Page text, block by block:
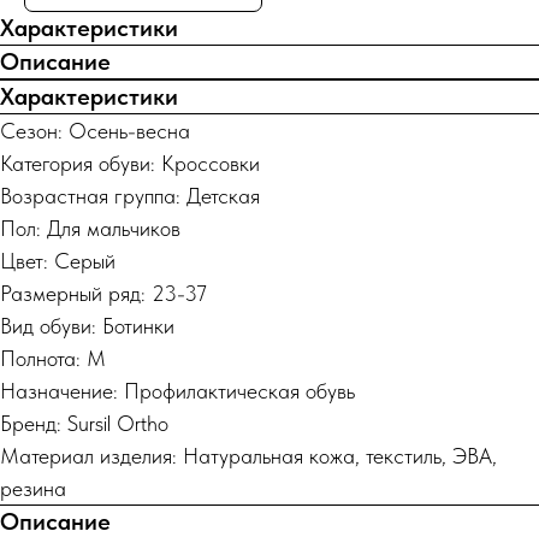
Характеристики
Описание
Характеристики
Сезон: Осень-весна
Категория обуви: Кроссовки
Возрастная группа: Детская
Пол: Для мальчиков
Цвет: Серый
Размерный ряд: 23-37
Вид обуви: Ботинки
Полнота: M
Назначение: Профилактическая обувь
Бренд: Sursil Ortho
Материал изделия: Натуральная кожа, текстиль, ЭВА,
резина
Описание